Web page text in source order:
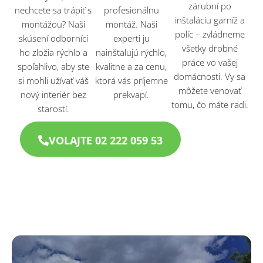
nechcete sa trápiť s
montážou? Naši
skúsení odborníci
ho zložia rýchlo a
spoľahlivo, aby ste
si mohli užívať váš
nový interiér bez
starostí.
profesionálnu
montáž. Naši
experti ju
nainštalujú rýchlo,
kvalitne a za cenu,
ktorá vás príjemne
prekvapí.
zárubní po
inštaláciu garníž a
políc – zvládneme
všetky drobné
práce vo vašej
domácnosti. Vy sa
môžete venovať
tomu, čo máte radi.
VOLAJTE 02 222 059 53